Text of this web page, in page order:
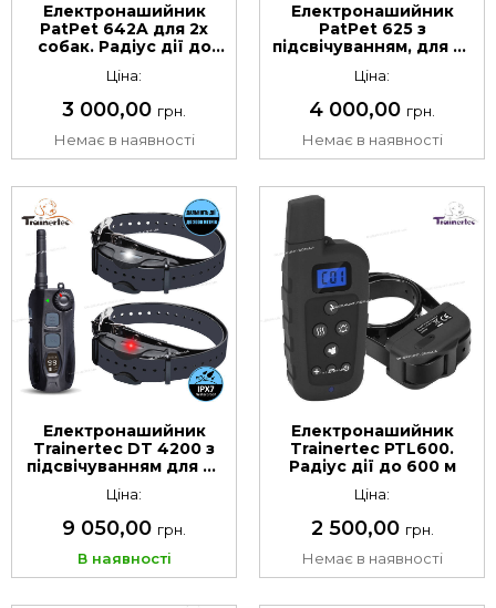
Електронашийник
PatPet 642A для 2х
собак. Радіус дії до
Ціна:
3 000,00 грн.
Немає в наявності
Електронашийник
PatPet 625 з
підсвічуванням, для 2х
1500 м
Ціна:
4 000,00 грн.
Немає в наявності
Електронашийник
Trainertec DT 4200 з
підсвічуванням для 2х
собак. Радіус дії до
2000 м
Ціна:
9 050,00 грн.
В наявності
Електронашийник
Trainertec PTL600.
Радіус дії до 600 м
Ціна:
2 500,00 грн.
Немає в наявності